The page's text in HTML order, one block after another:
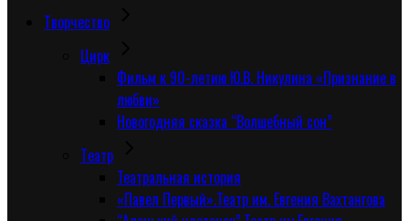
Творчество
Цирк
Фильм к 90-летию Ю.В. Никулина «Признание в
любви»
Новогодняя сказка “Волшебный сон”
Tеатр
Театральная история
«Павел Первый».Театр им. Евгения Вахтангова